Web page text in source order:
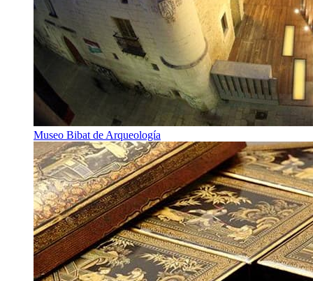
Museo Bibat de Arqueología